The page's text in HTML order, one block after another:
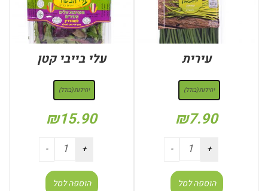
עירית
יחידות (בודד)
₪7.90
הוספה לסל
עלי בייבי קטן
יחידות (בודד)
₪15.90
הוספה לסל